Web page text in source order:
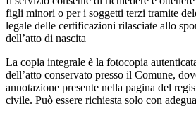
figli minori o per i soggetti terzi tramite
legale delle certificazioni rilasciate allo
dell’atto di nascita
La copia integrale è la fotocopia
dell’atto conservato presso il Comune,
annotazione presente nella pagina del
civile. Può essere richiesta solo con